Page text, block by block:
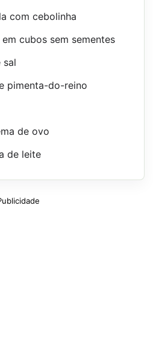
com cebolinha
cubos sem sementes
sal
pimenta-do-reino
de ovo
de leite